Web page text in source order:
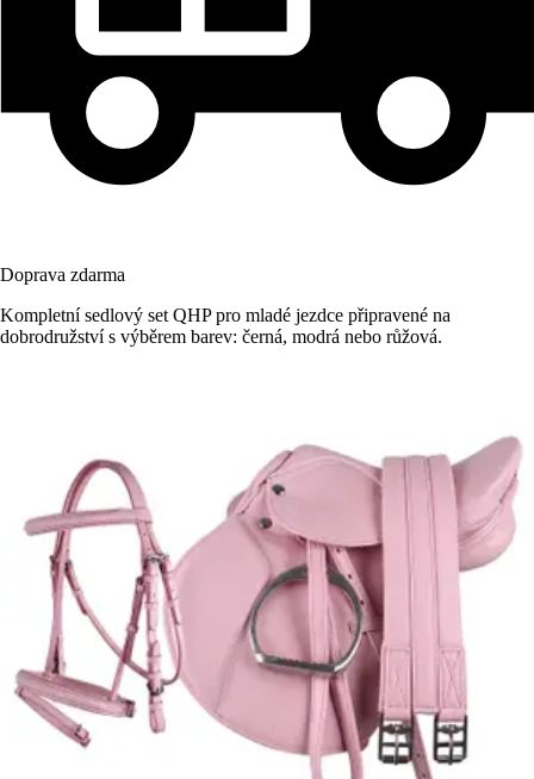
Doprava zdarma
Kompletní sedlový set QHP pro mladé jezdce připravené na
dobrodružství s výběrem barev: černá, modrá nebo růžová.